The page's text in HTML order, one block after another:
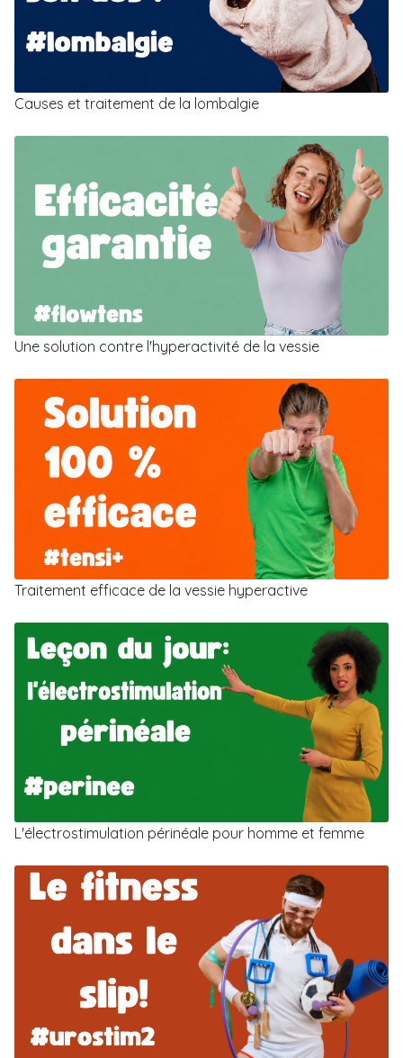
Causes et traitement de la lombalgie
Une solution contre l'hyperactivité de la vessie
Traitement efficace de la vessie hyperactive
L'électrostimulation périnéale pour homme et femme